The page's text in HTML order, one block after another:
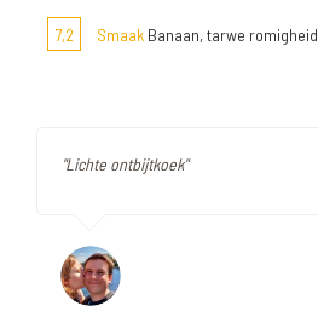
7,2 Smaak Banaan, tarwe romigheid
"Lichte ontbijtkoek"